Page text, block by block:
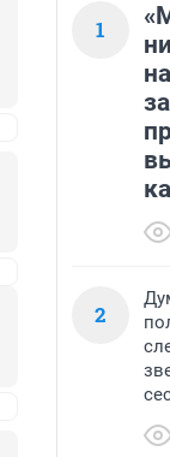
1
2